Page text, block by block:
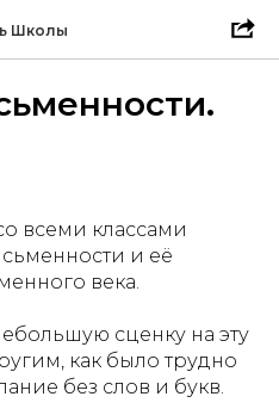
Школы
всеми классами
и её
века.
сценку на эту
как было трудно
без слов и букв.